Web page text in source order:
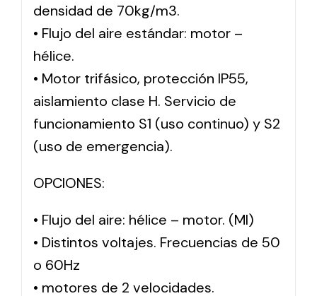
densidad de 70kg/m3.
• Flujo del aire estándar: motor –
hélice.
• Motor trifásico, protección IP55,
aislamiento clase H. Servicio de
funcionamiento S1 (uso continuo) y S2
(uso de emergencia).
OPCIONES:
• Flujo del aire: hélice – motor. (MI)
• Distintos voltajes. Frecuencias de 50
o 60Hz
• motores de 2 velocidades.